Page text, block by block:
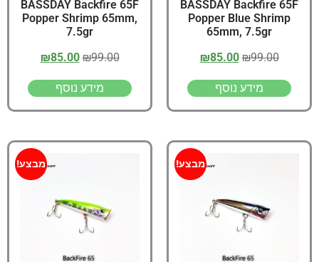
BASSDAY Backfire 65F
Popper Blue Shrimp
65mm, 7.5gr
₪99.00
₪85.00
מידע נוסף
BASSDAY Backfire 65F
Popper Shrimp 65mm,
7.5gr
₪99.00
₪85.00
מידע נוסף
מבצע! מבצע!